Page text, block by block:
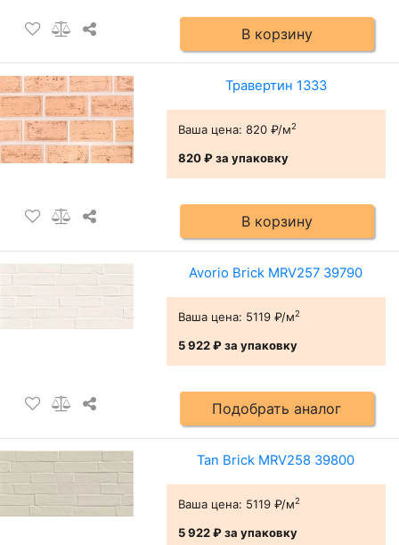
В корзину
Травертин 1333
Ваша цена: 820 ₽/м2
820 ₽за упаковку
В корзину
Avorio Brick MRV257 39790
Ваша цена: 5119 ₽/м2
5 922 ₽за упаковку
Подобрать аналог
Tan Brick MRV258 39800
Ваша цена: 5119 ₽/м2
5 922 ₽за упаковку